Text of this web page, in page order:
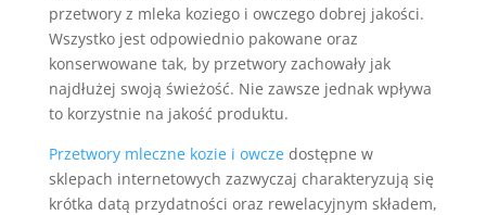
przetwory z mleka koziego i owczego dobrej jakości.
Wszystko jest odpowiednio pakowane oraz
konserwowane tak, by przetwory zachowały jak
najdłużej swoją świeżość. Nie zawsze jednak wpływa
to korzystnie na jakość produktu.
Przetwory mleczne kozie i owczedostępne w
sklepach internetowych zazwyczaj charakteryzują się
krótka datą przydatności oraz rewelacyjnym składem,